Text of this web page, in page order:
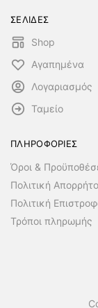
ΣΕΛΙΔΕΣ
Shop
Αγαπημένα
Λογαριασμός
Ταμείο
ΠΛΗΡΟΦΟΡΙΕΣ
Όροι &
Πολιτική
Πολιτική
Τρόποι πληρωμής